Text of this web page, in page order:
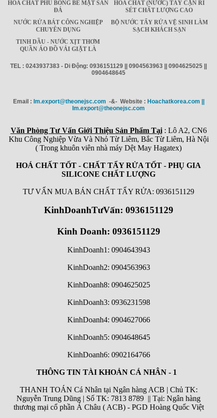
HÓA CHẤT PHỦ BÓNG BỀ MẶT SÀN
ĐÁ
HÓA CHẤT (NƯỚC) TẨY CẶN RỈ
SÉT CHẤT LƯỢNG CAO
NƯỚC RỬA BÁT CÔNG NGHIỆP
CHUYÊN DỤNG
BỘ NƯỚC TẨY RỬA VỆ SINH LÀM
SẠCH KHÁCH SẠN
TINH DẦU - NƯỚC XỊT THƠM
QUẦN ÁO ĐỒ VẢI GIẶT LÀ
TEL : 0243937383 - Di Động: 0936151129 || 0904563963 || 0904625025 ||
0904648645
Email : Im.export@theonejsc.com -&- Website : Hoachatkorea.com ||
Im.export@theonejsc.com
Văn Phòng Tư Vấn Giới Thiệu Sản Phẩm Tại: Lô A2, CN6
Khu Công Nghiệp Vừa Và Nhỏ Từ Liêm, Bắc Từ Liêm, Hà Nội
( Trong khuôn viên nhà máy Dệt May Hagatex)
HOÁ CHẤT TỐT - CHẤT TẨY RỬA TỐT - PHỤ GIA
SILICONE CHẤT LƯỢNG
TƯ VẤN MUA BÁN CHẤT TẨY RỬA: 0936151129
KinhDoanhTưVấn: 0936151129
Kinh Doanh: 0936151129
KinhDoanh1: 0904643943
KinhDoanh2: 0904563963
KinhDoanh8: 0904625025
KinhDoanh3: 0936231598
KinhDoanh4: 0904627066
KinhDoanh5: 0904648645
KinhDoanh6: 0902164766
THÔNG TIN TÀI KHOẢN CÁ NHÂN - 1
THANH TOÁN Cá Nhân tại Ngân hàng ACB | Chủ TK:
Nguyễn Trung Dũng | Số TK: 7813 8789 || Tại: Ngân hàng
thương mại cổ phần Á Châu ( ACB) - PGD Hoàng Quốc Việt